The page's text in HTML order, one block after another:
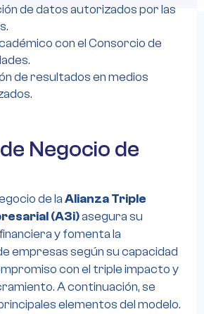
de datos autorizados por las
con el Consorcio de
de resultados en medios
Negocio de
de laAlianza Triple
(A3i)asegura su
y fomenta la
empresas según su capacidad
con el triple impacto y
A continuación, se
elementos del modelo.